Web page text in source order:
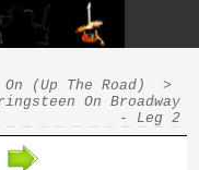
(Up The Road)
>
On Broadway
- Leg 2